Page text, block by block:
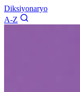
Diksiyonaryo
A-Z